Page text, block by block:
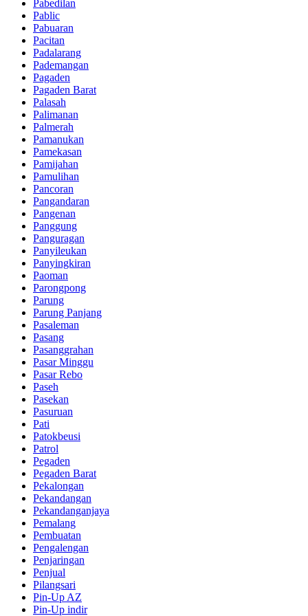
Pabedilan
Pablic
Pabuaran
Pacitan
Padalarang
Pademangan
Pagaden
Pagaden Barat
Palasah
Palimanan
Palmerah
Pamanukan
Pamekasan
Pamijahan
Pamulihan
Pancoran
Pangandaran
Pangenan
Panggung
Panguragan
Panyileukan
Panyingkiran
Paoman
Parongpong
Parung
Parung Panjang
Pasaleman
Pasang
Pasanggrahan
Pasar Minggu
Pasar Rebo
Paseh
Pasekan
Pasuruan
Pati
Patokbeusi
Patrol
Pegaden
Pegaden Barat
Pekalongan
Pekandangan
Pekandanganjaya
Pemalang
Pembuatan
Pengalengan
Penjaringan
Penjual
Pilangsari
Pin-Up AZ
Pin-Up indir